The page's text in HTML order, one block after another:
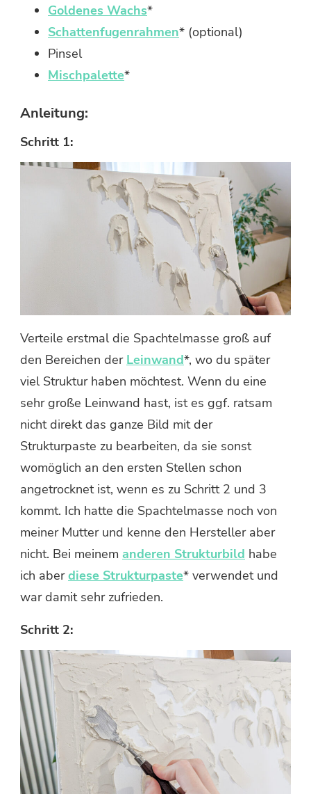
Goldenes Wachs*
Schattenfugenrahmen* (optional)
Pinsel
Mischpalette*
Anleitung:
Schritt 1:
Verteile erstmal die Spachtelmasse groß auf
den Bereichen der Leinwand*, wo du später
viel Struktur haben möchtest. Wenn du eine
sehr große Leinwand hast, ist es ggf. ratsam
nicht direkt das ganze Bild mit der
Strukturpaste zu bearbeiten, da sie sonst
womöglich an den ersten Stellen schon
angetrocknet ist, wenn es zu Schritt 2 und 3
kommt. Ich hatte die Spachtelmasse noch von
meiner Mutter und kenne den Hersteller aber
nicht. Bei meinem anderen Strukturbild habe
ich aberdiese Strukturpaste* verwendet und
war damit sehr zufrieden.
Schritt 2: